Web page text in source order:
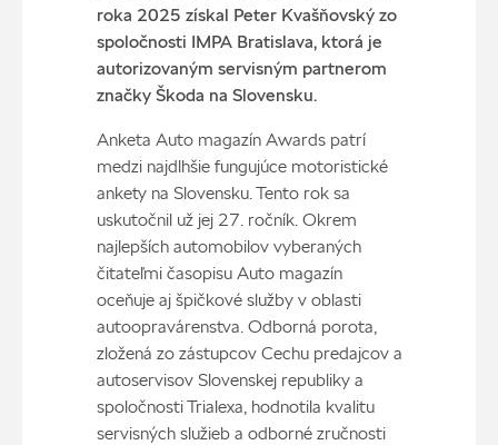
roka 2025 získal Peter Kvašňovský zo
spoločnosti IMPA Bratislava, ktorá je
autorizovaným servisným partnerom
značky Škoda na Slovensku.
Anketa Auto magazín Awards patrí
medzi najdlhšie fungujúce motoristické
ankety na Slovensku. Tento rok sa
uskutočnil už jej 27. ročník. Okrem
najlepších automobilov vyberaných
čitateľmi časopisu Auto magazín
oceňuje aj špičkové služby v oblasti
autoopravárenstva. Odborná porota,
zložená zo zástupcov Cechu predajcov a
autoservisov Slovenskej republiky a
spoločnosti Trialexa, hodnotila kvalitu
servisných služieb a odborné zručnosti